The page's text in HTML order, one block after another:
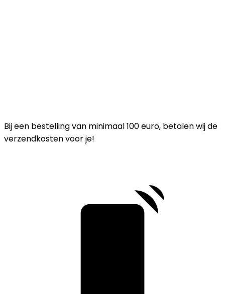
Bij een bestelling van minimaal 100 euro, betalen wij de
verzendkosten voor je!